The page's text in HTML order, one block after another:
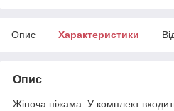
Опис Характеристики
Опис
Жіноча піжама. У комплект